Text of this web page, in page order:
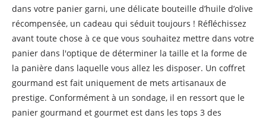
dans votre panier garni, une délicate bouteille d’huile d’olive
récompensée, un cadeau qui séduit toujours ! Réfléchissez
avant toute chose à ce que vous souhaitez mettre dans votre
panier dans l'optique de déterminer la taille et la forme de
la panière dans laquelle vous allez les disposer. Un coffret
gourmand est fait uniquement de mets artisanaux de
prestige. Conformément à un sondage, il en ressort que le
panier gourmand et gourmet est dans les tops 3 des